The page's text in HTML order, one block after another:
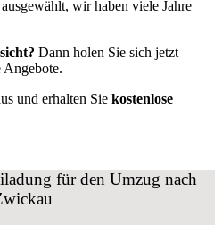
wir haben viele Jahre
Dann holen Sie sich jetzt
Angebote.
und erhalten Sie kostenlose
für den Umzug nach